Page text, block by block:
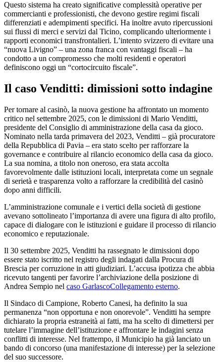
Questo sistema ha creato significative complessità operative per
commercianti e professionisti, che devono gestire regimi fiscali
differenziati e adempimenti specifici. Ha inoltre avuto ripercussioni
sui flussi di merci e servizi dal Ticino, complicando ulteriormente i
rapporti economici transfrontalieri. L’intento svizzero di evitare una
“nuova Livigno” – una zona franca con vantaggi fiscali – ha
condotto a un compromesso che molti residenti e operatori
definiscono oggi un “cortocircuito fiscale”.
Il caso Venditti: dimissioni sotto indagine
Per tornare al casinò, la nuova gestione ha affrontato un momento
critico nel settembre 2025, con le dimissioni di Mario Venditti,
presidente del Consiglio di amministrazione della casa da gioco.
Nominato nella tarda primavera del 2023, Venditti – già procuratore
della Repubblica di Pavia – era stato scelto per rafforzare la
governance e contribuire al rilancio economico della casa da gioco.
La sua nomina, a titolo non oneroso, era stata accolta
favorevolmente dalle istituzioni locali, interpretata come un segnale
di serietà e trasparenza volto a rafforzare la credibilità del casinò
dopo anni difficili.
L’amministrazione comunale e i vertici della società di gestione
avevano sottolineato l’importanza di avere una figura di alto profilo,
capace di dialogare con le istituzioni e guidare il processo di rilancio
economico e reputazionale.
Il 30 settembre 2025, Venditti ha rassegnato le dimissioni dopo
essere stato iscritto nel registro degli indagati dalla Procura di
Brescia per corruzione in atti giudiziari. L’accusa ipotizza che abbia
ricevuto tangenti per favorire l’archiviazione della posizione di
Andrea Sempio nel caso GarlascoCollegamento esterno.
Il Sindaco di Campione, Roberto Canesi, ha definito la sua
permanenza “non opportuna e non onorevole”. Venditti ha sempre
dichiarato la propria estraneità ai fatti, ma ha scelto di dimettersi per
tutelare l’immagine dell’istituzione e affrontare le indagini senza
conflitti di interesse. Nel frattempo, il Municipio ha già lanciato un
bando di concorso (una manifestazione di interesse) per la selezione
del suo successore.